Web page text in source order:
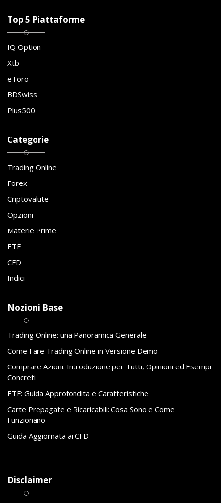
Top 5 Piattaforme
IQ Option
Xtb
eToro
BDSwiss
Plus500
Categorie
Trading Online
Forex
Criptovalute
Opzioni
Materie Prime
ETF
CFD
Indici
Nozioni Base
Trading Online: una Panoramica Generale
Come Fare Trading Online in Versione Demo
Comprare Azioni: Introduzione per Tutti, Opinioni ed Esempi
Concreti
ETF: Guida Approfondita e Caratteristiche
Carte Prepagate e Ricaricabili: Cosa Sono e Come
Funzionano
Guida Aggiornata ai CFD
Disclaimer